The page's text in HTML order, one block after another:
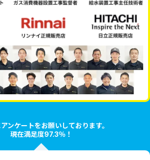
ンケートをお願いしております。
現在満足度97.3％！